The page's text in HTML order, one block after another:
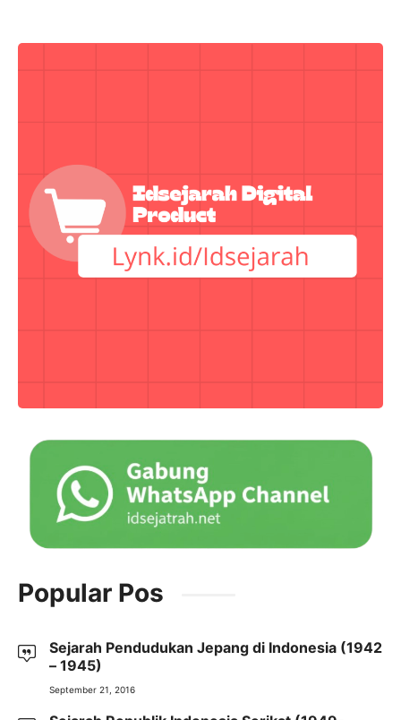
Popular Pos
Sejarah Pendudukan Jepang di Indonesia (1942
– 1945)
September 21, 2016